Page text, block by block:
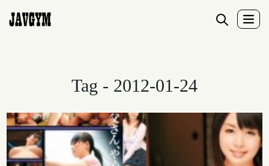
Tag - 2012-01-24